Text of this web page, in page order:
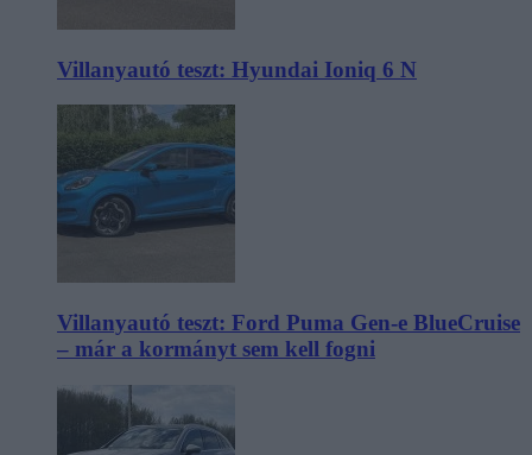
Villanyautó teszt: Hyundai Ioniq 6 N
Villanyautó teszt: Ford Puma Gen-e BlueCruise
– már a kormányt sem kell fogni